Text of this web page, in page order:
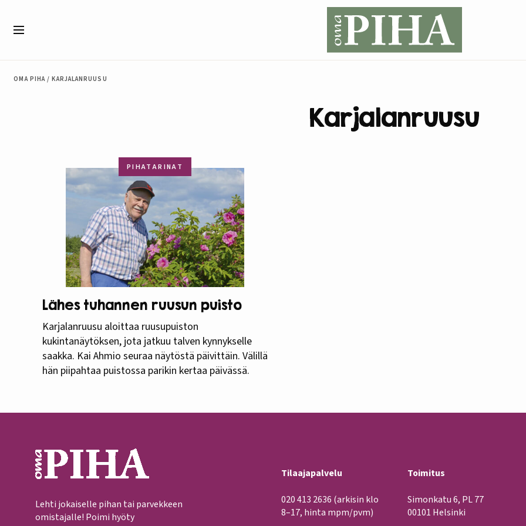
OMA PIHA / KARJALANRUUSU
Karjalanruusu
PIHATARINAT
Lähes tuhannen ruusun puisto
Karjalanruusu aloittaa ruusupuiston
kukintanäytöksen, jota jatkuu talven kynnykselle
saakka. Kai Ahmio seuraa näytöstä päivittäin. Välillä
hän piipahtaa puistossa parikin kertaa päivässä.
Lehti jokaiselle pihan tai parvekkeen
omistajalle! Poimi hyöty
Tilaajapalvelu
020 413 2636 (arkisin klo
8–17, hinta mpm/pvm)
Toimitus
Simonkatu 6, PL 77
00101 Helsinki